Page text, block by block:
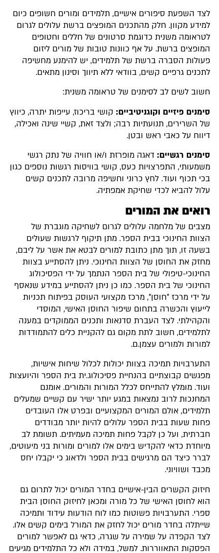
לצד השפעת סיפורים אישיים, תלמידים ומורים חשופים כיום
למידע מקוון. חלק מהתכנים המופצים ברשת עלולים לגרום
לטראומה משנית כדוגמת סרטונים של חללים וחטופים
המופצים ברשת. על אף כוונות טובות של מורים ליזום
פעולות הסברה ברשת של תלמידים, יש להימנע מחשיפה
לתכנים גרפיים קשים, בוודאי ללא תיווך וסינון מתאים.
חשוב לשים לב לסימנים של טראומה משנית:
סימנים פיזיים וקוגניטיביים: קושי בריכוז, עייפות יתרה, כיווץ
של השרירים, תנועתיות רבה; ולצד זאת, קשיי שינה ואכילה,
דיווח על כאבי ראש ובטן.
סימנים רגשיים: דאגה מופרזת ו/או חוויה של נתק רגשי
משמעותי, התפרצויות כעס, קושי בוויסות רגשות נוספים כגון
בכי תכוף ועוד. לחץ כרוני וחשיפה מרובה לתכנים קשים
עלול להביא לכדי שחיקת אמפתיה.
רואים את המורים
מצבים של מלחמה עלולים לגרום לשחיקה מוגברת של
הצוות החינוכי בבית הספר. מתן תיקוף לרגשות שעולים
בשעה זו, תוך מתן כתובת למורים לבטא את אשר על ליבם,
מחזק את החוסן של הצוות החינוכי. ניתן להסתייע בצוות
החינוכי-טיפולי של בית הספר הנתמך על ידי הפסיכולוג
החינוכי של בית הספר. כמו כן ניתן להסתייע במידע שנאסף
על ידי מרכז "חוסן", מרכז מקצועי העוסק בפיתוח תכניות
לייעוץ והכשרה בתחום שיפור החוסן האישי, המוסדי
והקהילתי. לצד העברת סדנאות ותכנים הממוקדים במענה
לתלמידים, חשוב לתת מקום גם להקניית כלים להתמודדות
למורות ולמורים עצמן.ם.
התערבויות תמיכה בצוות יכולות לכלול שיחות אישיות,
מפגשים קבוצתיים בהנחיית פסיכולוג.ית בית הספר והיועצות
ועוד. מומלץ להתייחס לכלל המורות והמורים. אומנם
המחנכות לרוב נמצאות במגע יותר ישיר עם קשיים שמעלים
תלמידים, אולם המורים המקצועיים ובפרט אלו העובדים
פחות שעות בבית הספר עלולים להיות יותר מבודדים
חברתית, ועל כן לקבל פחות תמיכה מעמיתים. תשומת לב
מיוחדת כדאי להקדיש בימים אלו למורים ומורות בני מיעוטים,
לברר כיצד הם מרגישים בבית הספר ולדאוג כי יקבלו יחס
מכבד ושוויוני.
חיזוק הקשרים הבין-אישיים בחדר המורים יכול לתרום גם
הוא לחוסן האישי של כל מורה ומכאן לחיזוק החוסן הבית
ספרי. התערבויות פשוטות כמו לוח הודעות עידוד ותמיכה
שייתלה בחדר מורים יכול לחזק את המורל בימים קשים אלו.
לצד הקפדה על שמירה על שגרה, כדאי גם לאפשר למורים
הפסקות התאווררות. למשל, במידה ולא כל התלמידים מגיעים